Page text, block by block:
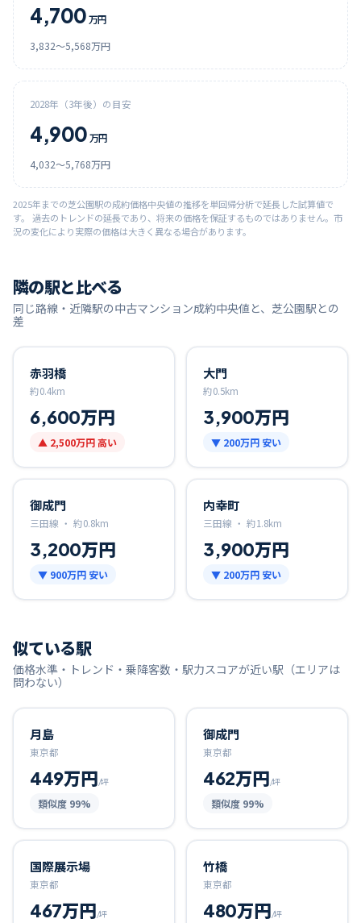
4,700 万円
3,832〜5,568万円
2028年（3年後）の目安
4,900 万円
4,032〜5,768万円
2025年までの芝公園駅の成約価格中央値の推移を単回帰分析で延長した試算値で
す。 過去のトレンドの延長であり、将来の価格を保証するものではありません。市
況の変化により実際の価格は大きく異なる場合があります。
隣の駅と比べる
同じ路線・近隣駅の中古マンション成約中央値と、 芝公園駅との
差
赤羽橋
約0.4km
6,600万円
▲ 2,500万円高い
大門
約0.5km
3,900万円
▼ 200万円 安い
御成門
三田線 ・ 約0.8km
3,200万円
▼ 900万円 安い
内幸町
三田線 ・ 約1.8km
3,900万円
▼ 200万円 安い
似ている駅
価格水準・トレンド・乗降客数・駅力スコアが近い駅（エリアは
問わない）
月島
東京都
449万円/坪
類似度 99%
御成門
東京都
462万円/坪
類似度 99%
国際展示場
東京都
467万円/坪
竹橋
東京都
480万円/坪